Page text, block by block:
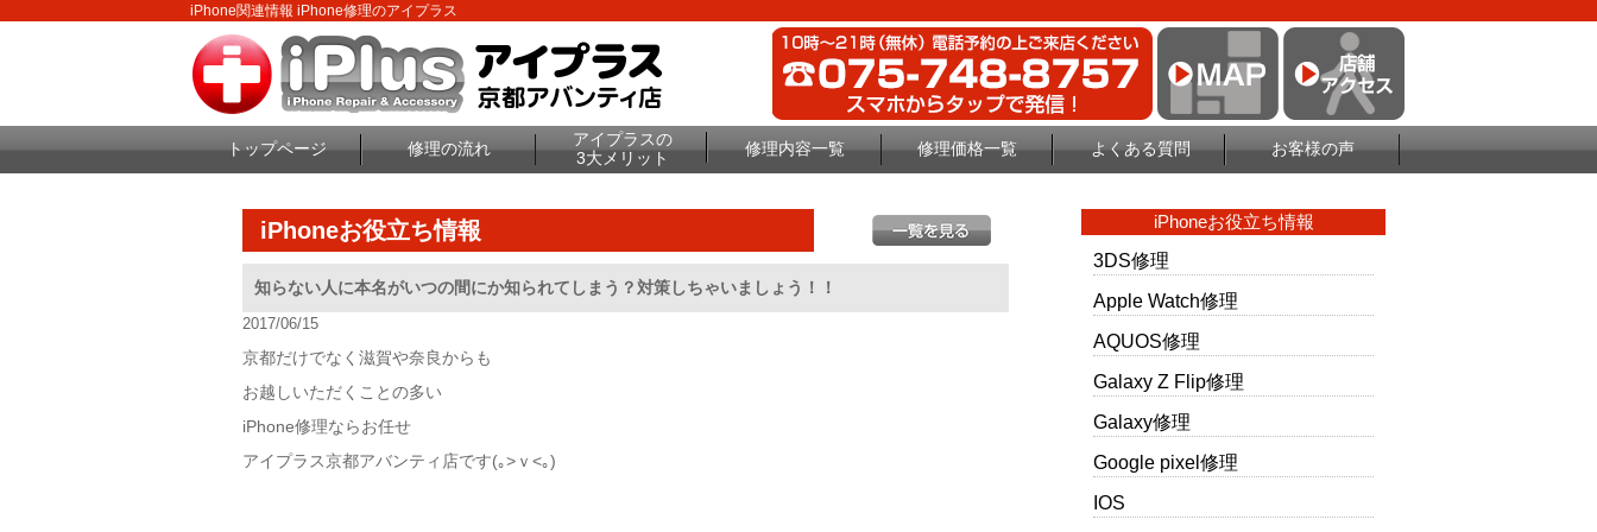
iPhone関連情報 iPhone修理のアイプラス
トップページ 修理の流れ
アイプラスの
3大メリット
修理内容一覧 修理価格一覧 よくある質問 お客様の声
iPhoneお役立ち情報
知らない人に本名がいつの間にか知られてしまう？対策しちゃいましょう！！
2017/06/15
京都だけでなく滋賀や奈良からも
お越しいただくことの多い
iPhone修理ならお任せ
アイプラス京都アバンティ店です(｡>ｖ<｡)
iPhoneお役立ち情報
3DS修理
Apple Watch修理
AQUOS修理
Galaxy Z Flip修理
Galaxy修理
Google pixel修理
IOS